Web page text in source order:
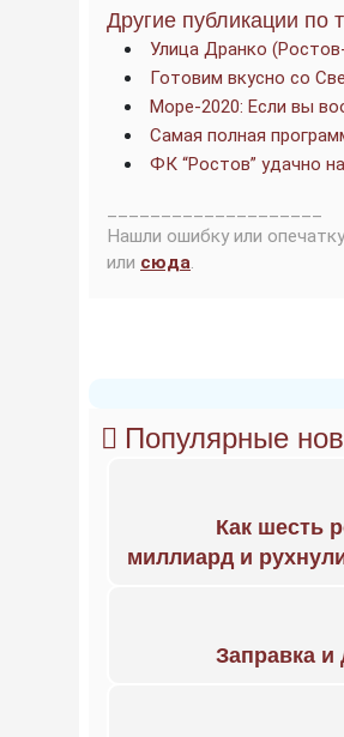
Другие публикации по
Улица Дранко
Готовим вкусно со
Море-2020: Если вы
Самая полная
ФК “Ростов” удачно
Нашли ошибку или
или сюда.
Популярные
Как шесть
миллиард и
Заправка и